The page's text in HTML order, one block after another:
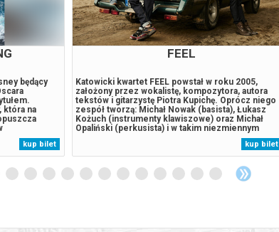
będący
która na
plemię.
kup bilet
FEEL
Katowicki kwartet FEEL powstał w roku 2005,
założony przez wokalistę, kompozytora, autora
tekstów i gitarzystę Piotra Kupichę. Oprócz niego
zespół tworzą: Michał Nowak (basista), Łukasz
Kożuch (instrumenty klawiszowe) oraz Michał
Opaliński (perkusista) i w takim niezmiennym
składzie komponują razem do dnia dzisiejszego.
Początkowo tworzyli pod szyldem Q2, następnie
Q3, Q4, a nawet Kupicha Band. Ostatecznie...
kup bilet